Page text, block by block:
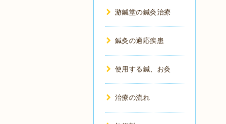
游鍼堂の鍼灸治療
鍼灸の適応疾患
使用する鍼、お灸
治療の流れ